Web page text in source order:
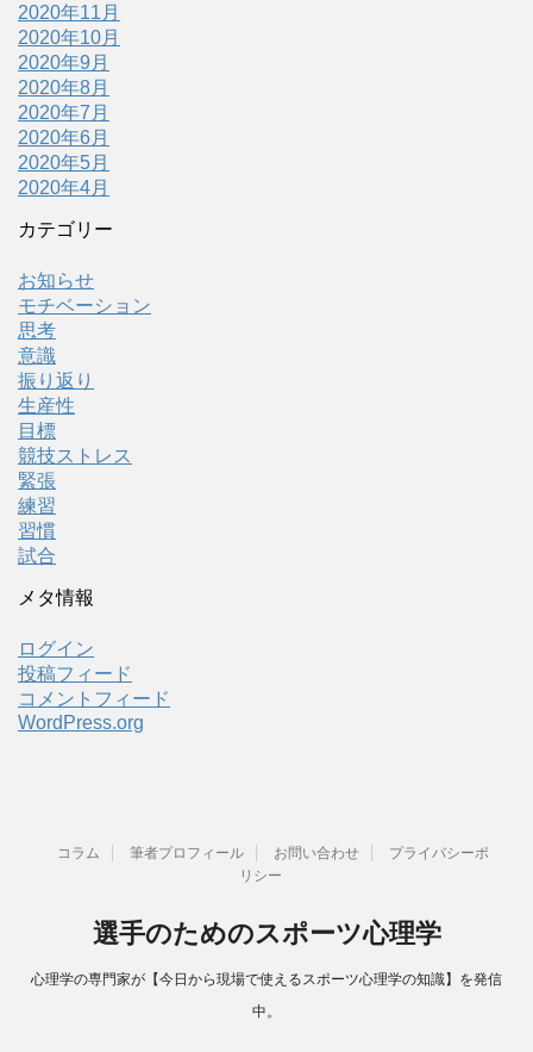
2020年11月
2020年10月
2020年9月
2020年8月
2020年7月
2020年6月
2020年5月
2020年4月
カテゴリー
お知らせ
モチベーション
思考
意識
振り返り
生産性
目標
競技ストレス
緊張
練習
習慣
試合
メタ情報
ログイン
投稿フィード
コメントフィード
WordPress.org
コラム 筆者プロフィール お問い合わせ
プライバシーポ
リシー
選手のためのスポーツ心理学
心理学の専門家が【今日から現場で使えるスポーツ心理学の知識】を発信
中。